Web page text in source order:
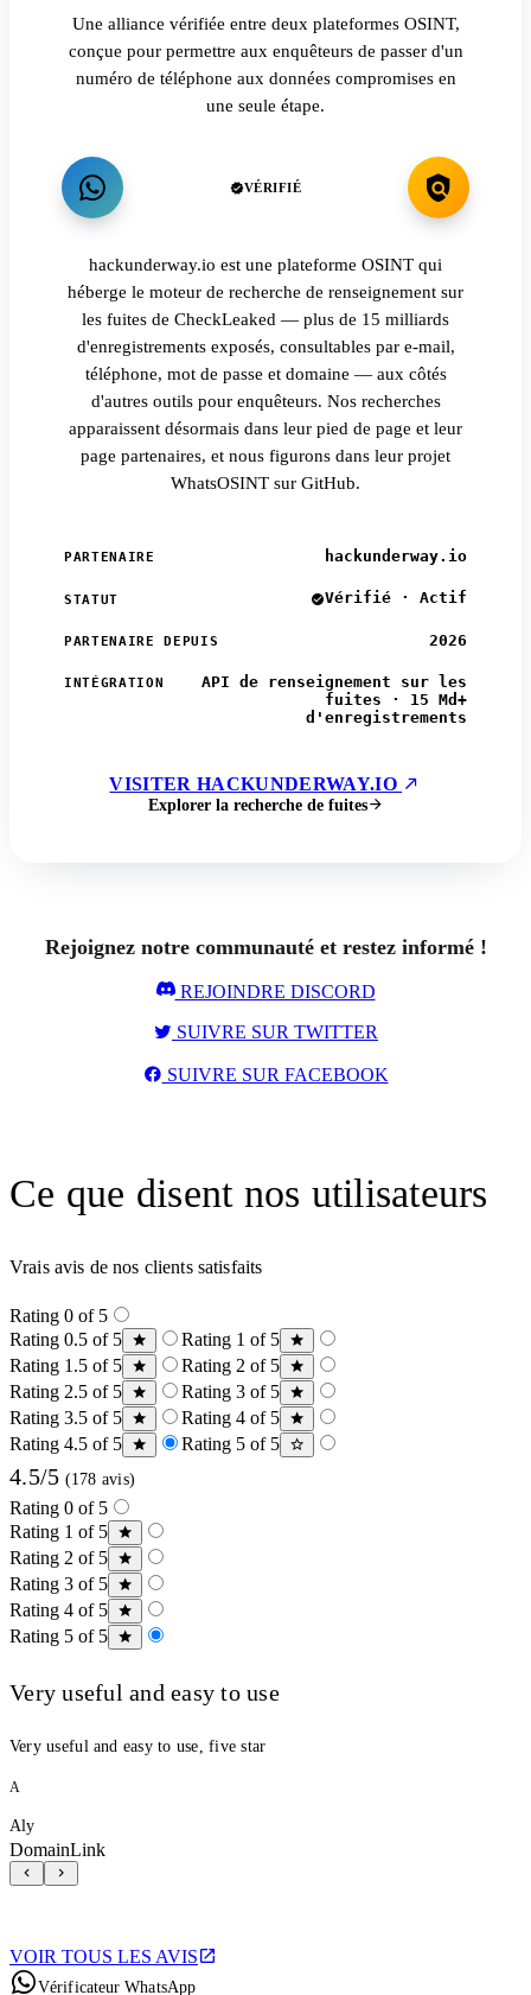
Une alliance vérifiée entre deux plateformes OSINT,
conçue pour permettre aux enquêteurs de passer d'un
numéro de téléphone aux données compromises en
une seule étape.
VÉRIFIÉ
hackunderway.io est une plateforme OSINT qui
héberge le moteur de recherche de renseignement sur
les fuites de CheckLeaked — plus de 15 milliards
d'enregistrements exposés, consultables par e-mail,
téléphone, mot de passe et domaine — aux côtés
d'autres outils pour enquêteurs. Nos recherches
apparaissent désormais dans leur pied de page et leur
page partenaires, et nous figurons dans leur projet
WhatsOSINT sur GitHub.
PARTENAIRE hackunderway.io
STATUT Vérifié · Actif
PARTENAIRE DEPUIS 2026
INTÉGRATION
API de renseignement sur les
fuites · 15 Md+
d'enregistrements
VISITER HACKUNDERWAY.IO
Explorer la recherche de fuites
Rejoignez notre communauté et restez informé !
REJOINDRE DISCORD
SUIVRE SUR TWITTER
SUIVRE SUR FACEBOOK
Ce que disent nos utilisateurs
Vrais avis de nos clients satisfaits
Rating 0 of 5
Rating 0.5 of 5
Rating 1 of 5
Rating 1.5 of 5
Rating 2 of 5
Rating 2.5 of 5
Rating 3 of 5
Rating 3.5 of 5
Rating 4 of 5
Rating 4.5 of 5
Rating 5 of 5
4.5/5 (178 avis)
Rating 0 of 5
Rating 1 of 5
Rating 2 of 5
Rating 3 of 5
Rating 4 of 5
Rating 5 of 5
Very useful and easy to use
Very useful and easy to use, five star
A
Aly
DomainLink
VOIR TOUS LES AVIS
Vérificateur WhatsApp